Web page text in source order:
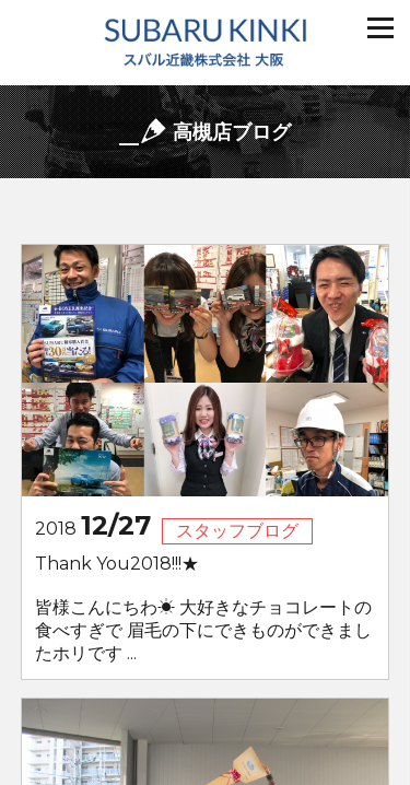
高槻店ブログ
2018 12/27
スタッフブログ
Thank You2018!!!★
皆様こんにちわ☀ 大好きなチョコレートの
食べすぎで 眉毛の下にできものができまし
たホリです ...